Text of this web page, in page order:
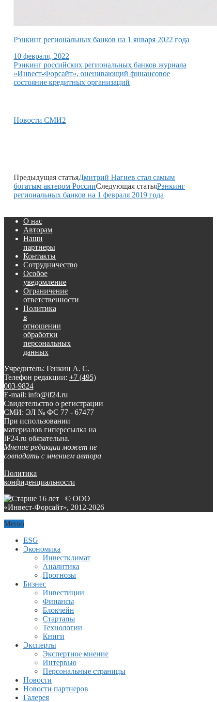
Рэнкинг региональных банков на 1 января 2022 года
10 февраля, 2022
Рэнкинг российских региональных банков журнала
«Инвест-Форсайт», оценивающий финансовое
состояние кредитных организаций
Новости СМИ2
Предыдущая статьяДмитрий Нагиев стал самым
богатым актером РоссииСледующая статьяРэнкинг
региональных банков на 1 февраля 2019 года
О нас
Авторам
Наши
партнеры
Контакты
Сотрудничество
Особое
уведомление
Ограничение
ответственности
Политика
в
отношении
обработки
персональных
данных
Учредитель: Генкин А. С.
Телефон редакции: +7 (495)
003-9824
E-mail: info@if24.ru
Свидетельство о регистрации
СМИ: ЭЛ № ФС 77 - 67477
При использовании
материалов гиперссылка на
IF24.ru обязательна.
Мнение редакции может не
совпадать с мнением автора
Политика
конфиденциальности
© ООО
«Инвест-Форсайт», 2012-2026
Меню
ESG
Экономика
Инвестклимат
Аналитика
Прогнозы
Бизнес
Инвестиции
Финансы
Блокчейн
Стартапы
Технологии
Книги
Эксперты
Экспертное мнение
Интервью
Персональные страницы
Новости
Новости партнеров
Галерея